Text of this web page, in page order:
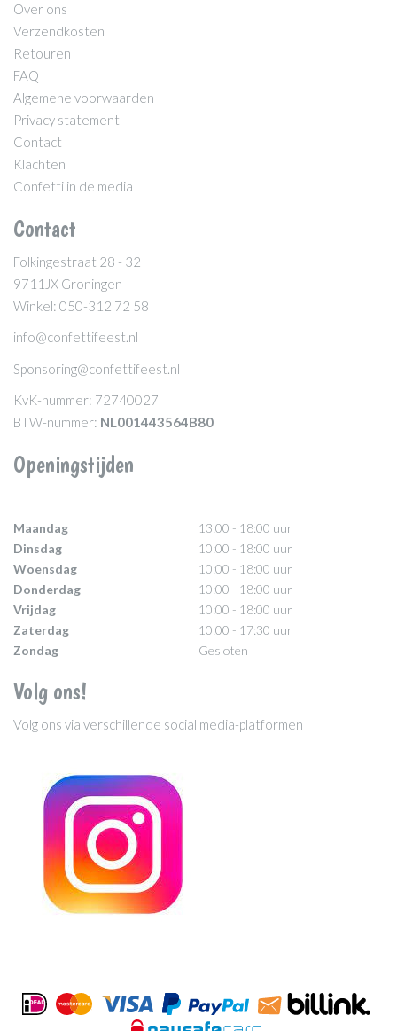
Over ons
Verzendkosten
Retouren
FAQ
Algemene voorwaarden
Privacy statement
Contact
Klachten
Confetti in de media
Contact
Folkingestraat 28 - 32
9711JX Groningen
Winkel: 050-312 72 58
info@confettifeest.nl
Sponsoring@confettifeest.nl
KvK-nummer: 72740027
BTW-nummer: NL001443564B80
Openingstijden
Maandag
13:00 - 18:00 uur
Dinsdag
10:00 - 18:00 uur
Woensdag
10:00 - 18:00 uur
Donderdag
10:00 - 18:00 uur
Vrijdag
10:00 - 18:00 uur
Zaterdag
10:00 - 17:30 uur
Zondag
Gesloten
Volg ons!
Volg ons via verschillende social media-platformen